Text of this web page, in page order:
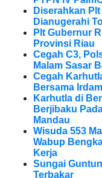
Diserahkan
Dianugerahi
Plt Gubernur
Provinsi Riau
Cegah C3,
Malam Sasar
Cegah
Bersama
Karhutla di
Berjibaku
Mandau
Wisuda 553
Wabup
Kerja
Sungai
Terbakar